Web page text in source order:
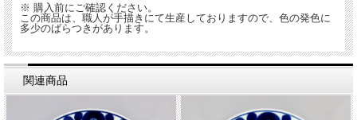
※ 購入前にご確認ください。
この商品は、職人が手描きにて生産しておりますので、色の発色に
多少のばらつきがあります。
関連商品